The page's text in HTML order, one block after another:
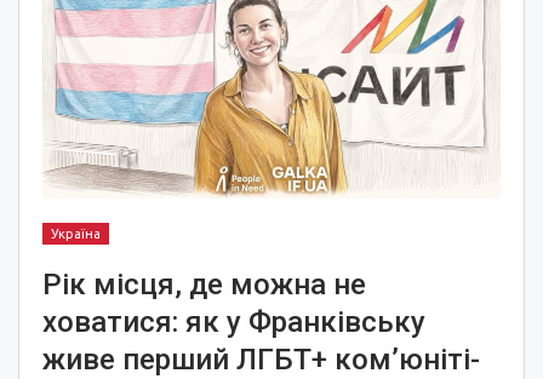
Україна
Рік місця, де можна не
ховатися: як у Франківську
живе перший ЛГБТ+ ком’юніті-